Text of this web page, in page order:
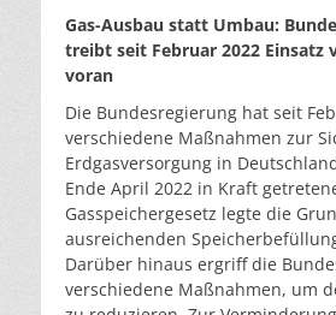
Gas-Ausbau statt Umbau:
treibt seit Februar 2022 Einsatz
voran
Die Bundesregierung hat seit
verschiedene Maßnahmen zur
Erdgasversorgung in
Ende April 2022 in Kraft
Gasspeichergesetz legte die
ausreichenden
Darüber hinaus ergriff die
verschiedene Maßnahmen, um